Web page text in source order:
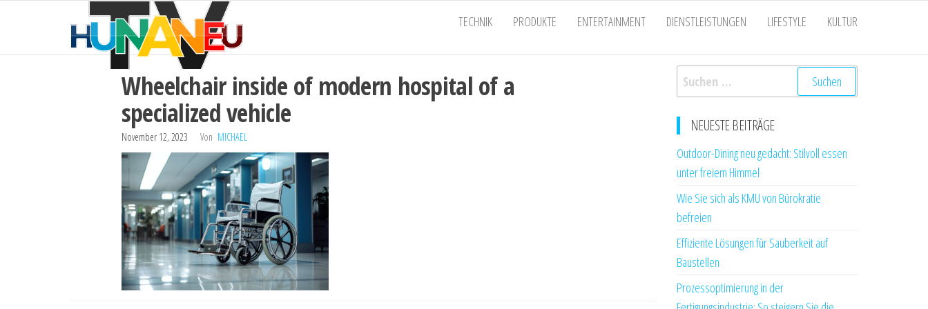
TECHNIK PRODUKTE ENTERTAINMENT DIENSTLEISTUNGEN LIFESTYLE KULTUR
Wheelchair inside of modern hospital of a
specialized vehicle
November 12, 2023 Von MICHAEL
Suchen
nach:
NEUESTE BEITRÄGE
Outdoor-Dining neu gedacht: Stilvoll essen
unter freiem Himmel
Wie Sie sich als KMU von Bürokratie
befreien
Effiziente Lösungen für Sauberkeit auf
Baustellen
Prozessoptimierung in der